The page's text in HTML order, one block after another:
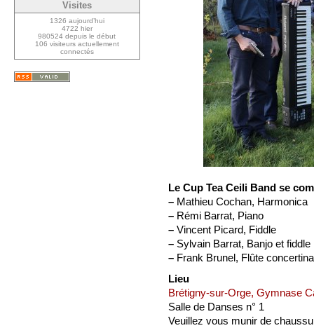
Le Cup Tea Ceili Band se
– Mathieu Cochan, Harmonica
– Rémi Barrat, Piano
– Vincent Picard, Fiddle
– Sylvain Barrat, Banjo et fiddle
– Frank Brunel, Flûte concertina
Lieu
Brétigny-sur-Orge, Gymnase
Salle de Danses n° 1
Veuillez vous munir de
Visites
1326 aujourd’hui
4722 hier
980524 depuis le début
106 visiteurs actuellement
connectés